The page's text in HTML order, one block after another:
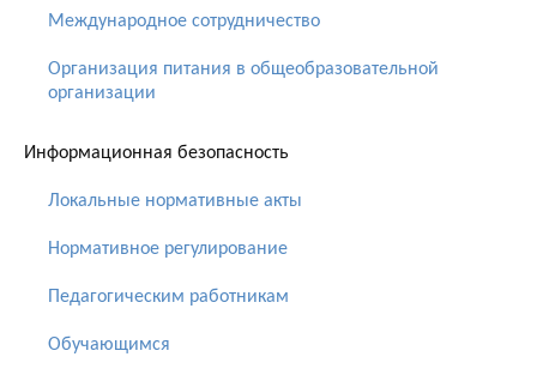
Международное сотрудничество
Организация питания в общеобразовательной
организации
Информационная безопасность
Локальные нормативные акты
Нормативное регулирование
Педагогическим работникам
Обучающимся